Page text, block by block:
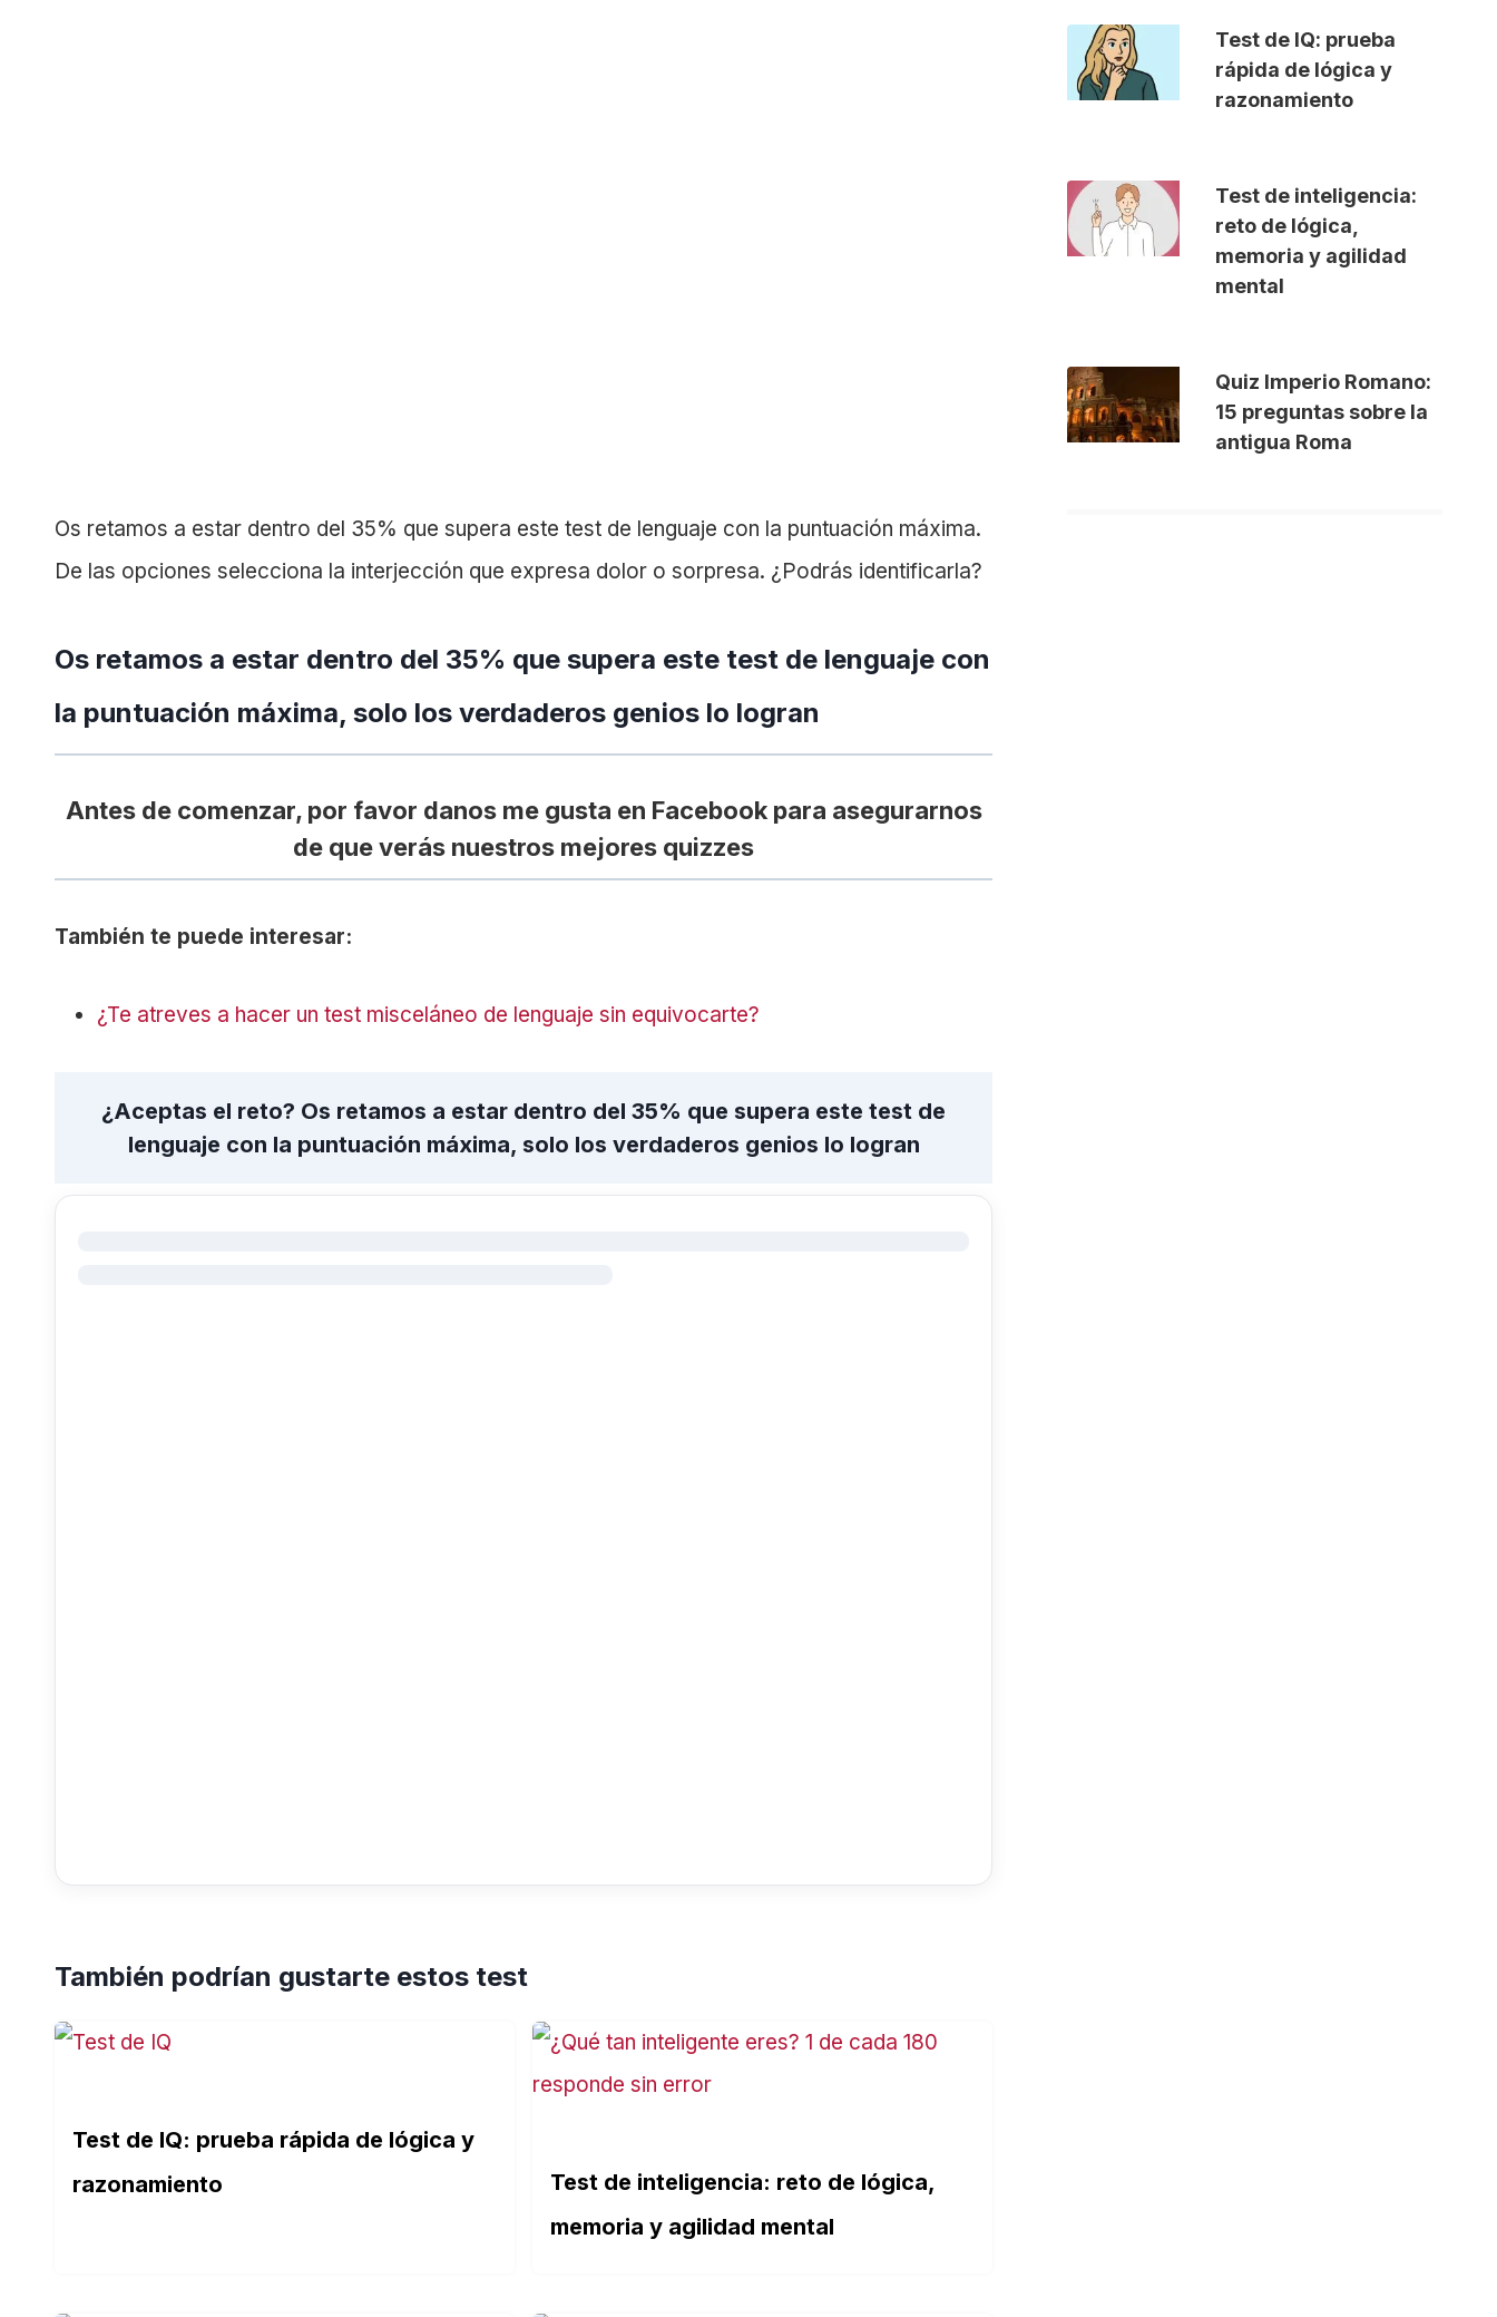
Os retamos a estar dentro del 35% que supera este test de lenguaje con la puntuación máxima.
De las opciones selecciona la interjección que expresa dolor o sorpresa. ¿Podrás identificarla?
Os retamos a estar dentro del 35% que supera este test de lenguaje con
la puntuación máxima, solo los verdaderos genios lo logran
Antes de comenzar, por favor danos me gusta en Facebook para asegurarnos
de que verás nuestros mejores quizzes
También te puede interesar:
¿Te atreves a hacer un test misceláneo de lenguaje sin equivocarte?
¿Aceptas el reto? Os retamos a estar dentro del 35% que supera este test de
lenguaje con la puntuación máxima, solo los verdaderos genios lo logran
También podrían gustarte estos test
Test de IQ: prueba rápida de lógica y
razonamiento
Test de inteligencia: reto de lógica,
memoria y agilidad mental
Test de IQ: prueba
rápida de lógica y
razonamiento
Test de inteligencia:
reto de lógica,
memoria y agilidad
mental
Quiz Imperio Romano:
15 preguntas sobre la
antigua Roma